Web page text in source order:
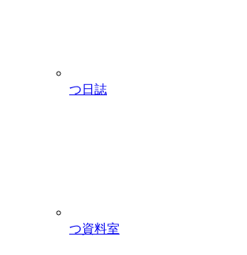
つ日誌
つ資料室